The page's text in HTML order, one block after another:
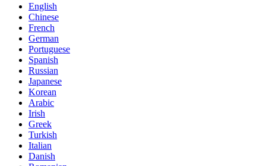
English
Chinese
French
German
Portuguese
Spanish
Russian
Japanese
Korean
Arabic
Irish
Greek
Turkish
Italian
Danish